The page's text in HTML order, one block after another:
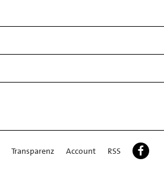
Transparenz Account RSS